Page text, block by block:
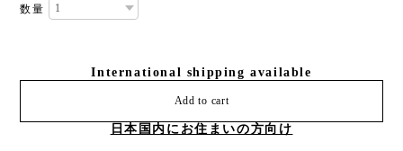
数量
International shipping available
Add to cart
日本国内にお住まいの方向け